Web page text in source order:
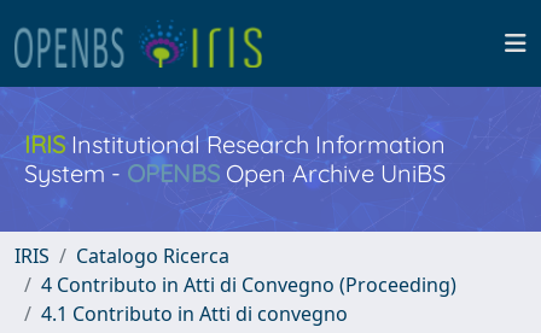
IRISInstitutional Research Information
System - OPENBS Open Archive UniBS
IRIS
Catalogo Ricerca
4 Contributo in Atti di Convegno (Proceeding)
4.1 Contributo in Atti di convegno